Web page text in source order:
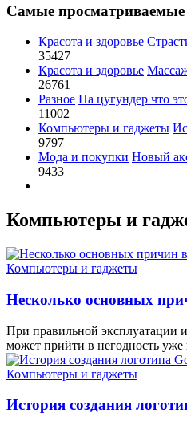
Самые просматриваемые
Красота и здоровье
35427
Красота и здоровье
26761
Разное На цугундер что
11002
Компьютеры и гаджеты
9797
Мода и покупки Новый
9433
Компьютеры и
Компьютеры и гаджеты
Несколько основных
При правильной эксплуатации
может прийти в негодность уже
Компьютеры и гаджеты
История создания